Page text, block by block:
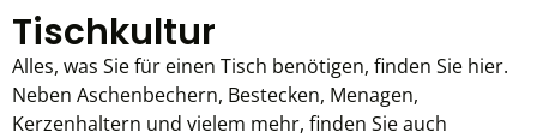
Tischkultur
Alles, was Sie für einen Tisch benötigen, finden Sie hier.
Neben Aschenbechern, Bestecken, Menagen,
Kerzenhaltern und vielem mehr, finden Sie auch